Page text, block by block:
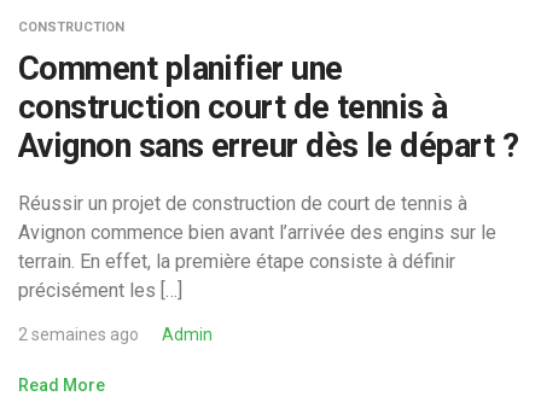
CONSTRUCTION
Comment planifier une
construction court de tennis à
Avignon sans erreur dès le départ ?
Réussir un projet de construction de court de tennis à
Avignon commence bien avant l’arrivée des engins sur le
terrain. En effet, la première étape consiste à définir
précisément les […]
2 semaines ago Admin
Read More